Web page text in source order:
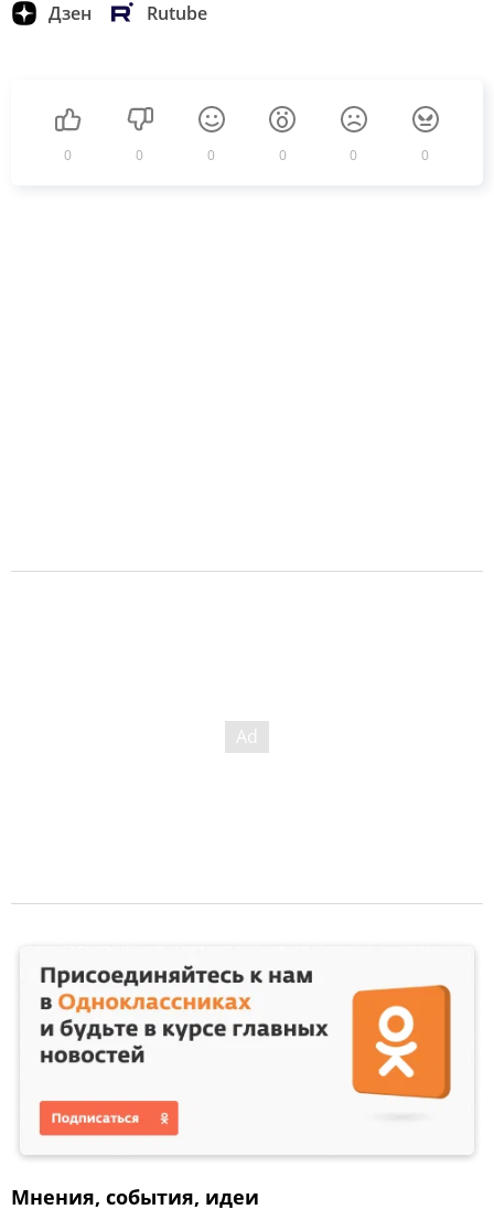
Дзен Rutube
0 0 0 0 0 0
Мнения, события, идеи